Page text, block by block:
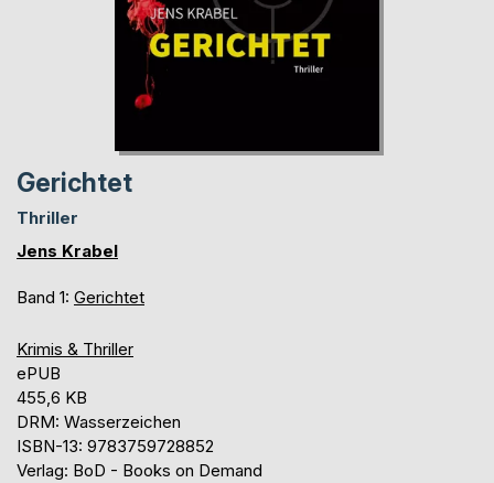
Gerichtet
Thriller
Jens Krabel
Band 1: Gerichtet
Krimis & Thriller
ePUB
455,6 KB
DRM: Wasserzeichen
ISBN-13: 9783759728852
Verlag: BoD - Books on Demand